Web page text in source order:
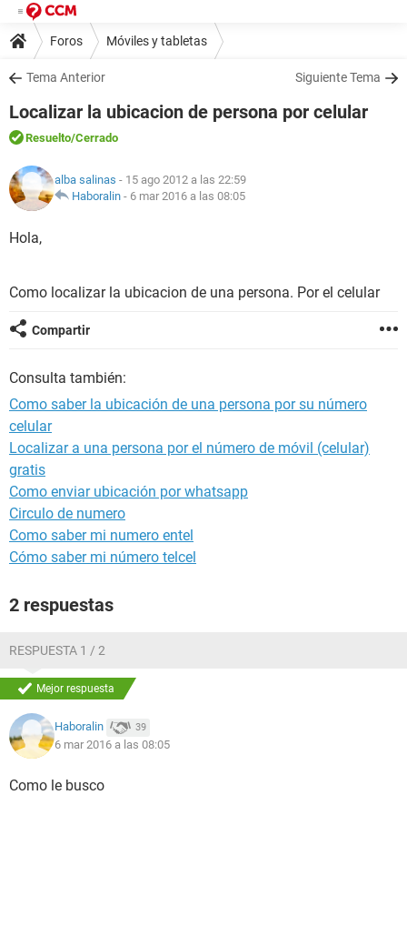
Foros Móviles y tabletas
Tema Anterior Siguiente Tema
Localizar la ubicacion de persona por celular
Resuelto/Cerrado
alba salinas - 15 ago 2012 a las 22:59
Haboralin - 6 mar 2016 a las 08:05
Hola,
Como localizar la ubicacion de una persona. Por el celular
Compartir
Consulta también:
Como saber la ubicación de una persona por su número
celular
Localizar a una persona por el número de móvil (celular)
gratis
Como enviar ubicación por whatsapp
Circulo de numero
Como saber mi numero entel
Cómo saber mi número telcel
2 respuestas
RESPUESTA 1 / 2
Mejor respuesta
Haboralin 39
6 mar 2016 a las 08:05
Como le busco